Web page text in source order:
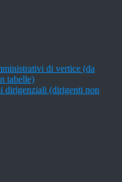
di vertice (da
tabelle)
dirigenziali (dirigenti non